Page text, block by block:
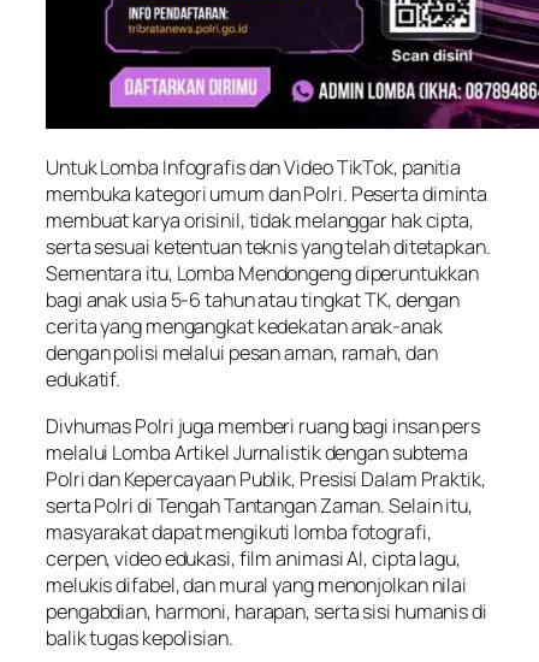
Untuk Lomba Infografis dan Video TikTok, panitia
membuka kategori umum dan Polri. Peserta diminta
membuat karya orisinil, tidak melanggar hak cipta,
serta sesuai ketentuan teknis yang telah ditetapkan.
Sementara itu, Lomba Mendongeng diperuntukkan
bagi anak usia 5-6 tahun atau tingkat TK, dengan
cerita yang mengangkat kedekatan anak-anak
dengan polisi melalui pesan aman, ramah, dan
edukatif.
Divhumas Polri juga memberi ruang bagi insan pers
melalui Lomba Artikel Jurnalistik dengan subtema
Polri dan Kepercayaan Publik, Presisi Dalam Praktik,
serta Polri di Tengah Tantangan Zaman. Selain itu,
masyarakat dapat mengikuti lomba fotografi,
cerpen, video edukasi, film animasi AI, cipta lagu,
melukis difabel, dan mural yang menonjolkan nilai
pengabdian, harmoni, harapan, serta sisi humanis di
balik tugas kepolisian.